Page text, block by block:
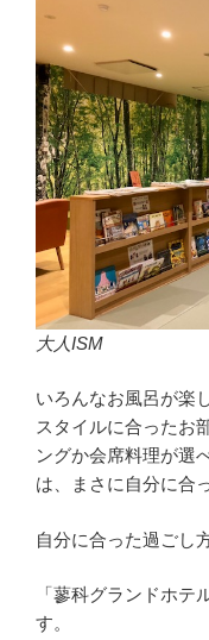
大人ISM
いろんなお風呂が楽
スタイルに合ったお
ングか会席料理が選
は、まさに自分に合
自分に合った過ごし
「蓼科グランドホ
す。